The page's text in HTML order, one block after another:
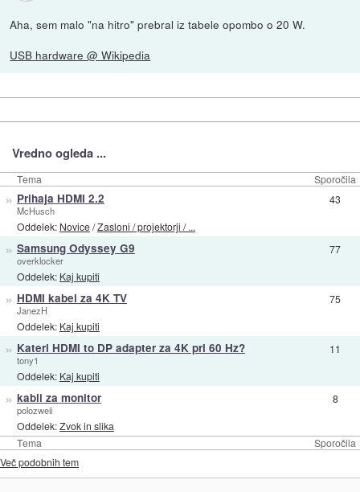
Aha, sem malo "na hitro" prebral iz tabele opombo o 20 W.
USB hardware @ Wikipedia
Vredno ogleda ...
Tema Sporočila
Tema Sporočila
» Prihaja HDMI 2.2
McHusch
Oddelek: Novice/Zasloni / projektorji / ...
43
» Samsung Odyssey G9
overklocker
Oddelek: Kaj kupiti
77
» HDMI kabel za 4K TV
JanezH
Oddelek: Kaj kupiti
75
» Kateri HDMI to DP adapter za 4K pri 60 Hz?
tony1
Oddelek: Kaj kupiti
11
» kabli za monitor
polozweii
Oddelek:Zvok in slika
8
Več podobnih tem